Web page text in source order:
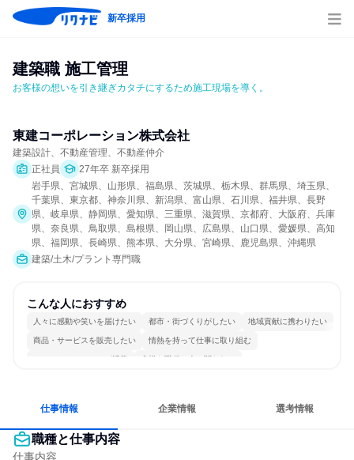
新卒採用
建築職 施工管理
お客様の想いを引き継ぎカタチにするため施工現場を導く。
東建コーポレーション株式会社
建築設計、不動産管理、不動産仲介
正社員
27年卒 新卒採用
岩手県、宮城県、山形県、福島県、茨城県、栃木県、群馬県、埼玉県、
千葉県、東京都、神奈川県、新潟県、富山県、石川県、福井県、長野
県、岐阜県、静岡県、愛知県、三重県、滋賀県、京都府、大阪府、兵庫
県、奈良県、鳥取県、島根県、岡山県、広島県、山口県、愛媛県、高知
県、福岡県、長崎県、熊本県、大分県、宮崎県、鹿児島県、沖縄県
建築/土木/プラント専門職
こんな人におすすめ
人々に感動や笑いを届けたい 都市・街づくりがしたい 地域貢献に携わりたい
商品・サービスを販売したい 情熱を持って仕事に取り組む
コミュニケーションが活発 多様な職種の人と関われる
仕事情報 企業情報 選考情報
職種と仕事内容
仕事内容